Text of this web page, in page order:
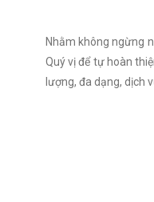
Nhằm không ngừng
Quý vị để tự hoàn
lượng, đa dạng, dịch